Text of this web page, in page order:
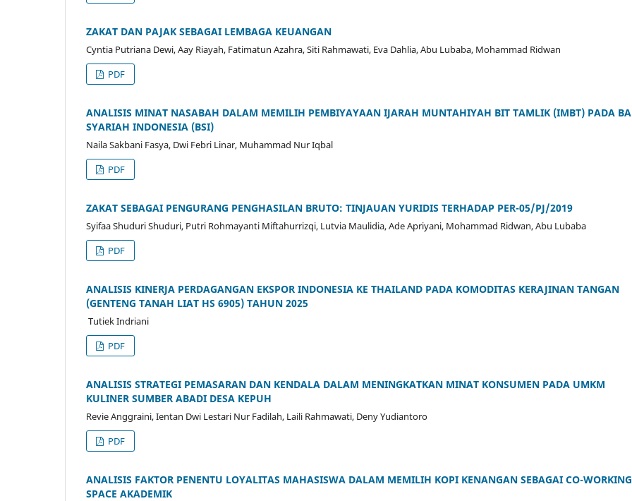
ZAKAT DAN PAJAK SEBAGAI LEMBAGA KEUANGAN
Cyntia Putriana Dewi, Aay Riayah, Fatimatun Azahra, Siti Rahmawati, Eva Dahlia, Abu Lubaba, Mohammad Ridwan
PDF
ANALISIS MINAT NASABAH DALAM MEMILIH PEMBIYAYAAN IJARAH MUNTAHIYAH BIT TAMLIK (IMBT) PADA
SYARIAH INDONESIA (BSI)
Naila Sakbani Fasya, Dwi Febri Linar, Muhammad Nur Iqbal
PDF
ZAKAT SEBAGAI PENGURANG PENGHASILAN BRUTO: TINJAUAN YURIDIS TERHADAP PER-05/PJ/2019
Syifaa Shuduri Shuduri, Putri Rohmayanti Miftahurrizqi, Lutvia Maulidia, Ade Apriyani, Mohammad Ridwan, Abu Lubaba
PDF
ANALISIS KINERJA PERDAGANGAN EKSPOR INDONESIA KE THAILAND PADA KOMODITAS KERAJINAN TANGAN
(GENTENG TANAH LIAT HS 6905) TAHUN 2025
⁠ Tutiek Indriani
PDF
ANALISIS STRATEGI PEMASARAN DAN KENDALA DALAM MENINGKATKAN MINAT KONSUMEN PADA UMKM
KULINER SUMBER ABADI DESA KEPUH
Revie Anggraini, Ientan Dwi Lestari Nur Fadilah, Laili Rahmawati, Deny Yudiantoro
PDF
ANALISIS FAKTOR PENENTU LOYALITAS MAHASISWA DALAM MEMILIH KOPI KENANGAN SEBAGAI CO-WORKING
SPACE AKADEMIK